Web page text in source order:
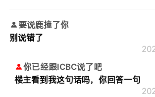
要说鹿撞了你
别说错了
你已经跟ICBC说了吧
楼主看到我这句话吗，你回答一句